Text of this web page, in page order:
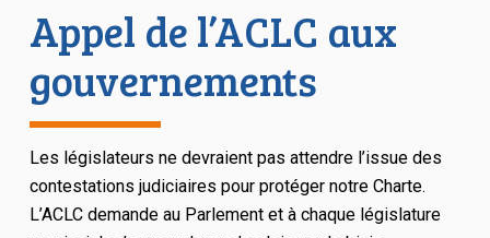
Appel de l’ACLC aux
gouvernements
Les législateurs ne devraient pas attendre l’issue des
contestations judiciaires pour protéger notre Charte.
L’ACLC demande au Parlement et à chaque législature